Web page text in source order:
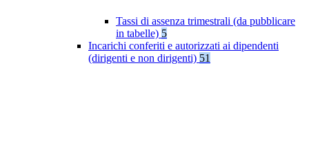
Tassi di assenza trimestrali (da pubblicare
in tabelle) 5
Incarichi conferiti e autorizzati ai dipendenti
(dirigenti e non dirigenti) 51